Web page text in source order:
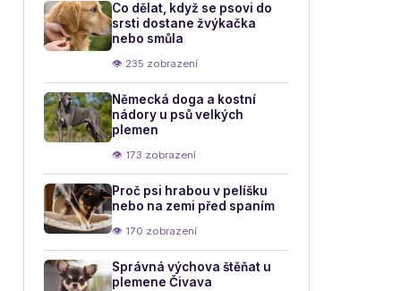
Co dělat, když se psovi do
srsti dostane žvýkačka
nebo smůla
👁 235 zobrazení
Německá doga a kostní
nádory u psů velkých
plemen
👁 173 zobrazení
Proč psi hrabou v pelíšku
nebo na zemi před spaním
👁 170 zobrazení
Správná výchova štěňat u
plemene Čivava